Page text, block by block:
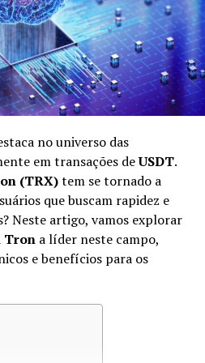
o que torna essa
para poucas pessoas. Por
democratiza esse acesso,
uma gama maior de
Network
plataformas que
Lançada em 2019 por
Universidade de Stanford, a
criptomoeda acessível e
é permitir que qualquer
possa minerar
Pi Network é que ele opera
a prova de trabalho (proof
no universo das
em transações deUSDT.
(TRX)tem se tornado a
que buscam rapidez e
Neste artigo, vamos explorar
Trona líder neste campo,
e benefícios para os